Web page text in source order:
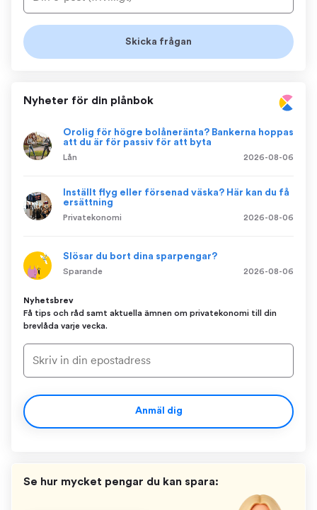
Nyheter för din plånbok
Orolig för högre bolåneränta? Bankerna hoppas
att du är för passiv för att byta
Lån 2026-08-06
Inställt flyg eller försenad väska? Här kan du få
ersättning
Privatekonomi 2026-08-06
Slösar du bort dina sparpengar?
Sparande 2026-08-06
Nyhetsbrev
Få tips och råd samt aktuella ämnen om privatekonomi till din
brevlåda varje vecka.
Anmäl dig
Se hur mycket pengar du kan spara: